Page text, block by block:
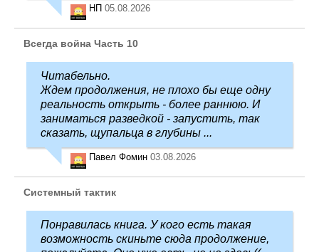
НП 05.08.2026
Всегда война Часть 10
Читабельно.
Ждем продолжения, не плохо бы еще одну
реальность открыть - более раннюю. И
заниматься разведкой - запустить, так
сказать, щупальца в глубины ...
Павел Фомин 03.08.2026
Системный тактик
Понравилась книга. У кого есть такая
возможность скиньте сюда продолжение,